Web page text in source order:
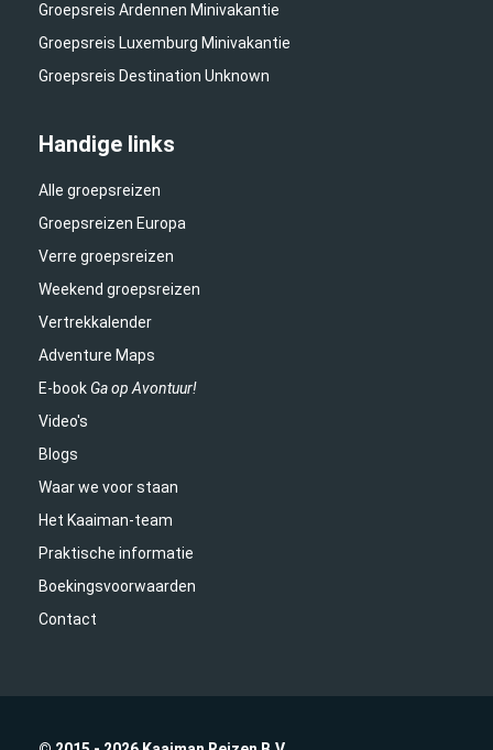
Groepsreis Ardennen Minivakantie
Groepsreis Luxemburg Minivakantie
Groepsreis Destination Unknown
Handige links
Alle groepsreizen
Groepsreizen Europa
Verre groepsreizen
Weekend groepsreizen
Vertrekkalender
Adventure Maps
E-bookGa op Avontuur!
Video's
Blogs
Waar we voor staan
Het Kaaiman-team
Praktische informatie
Boekingsvoorwaarden
Contact